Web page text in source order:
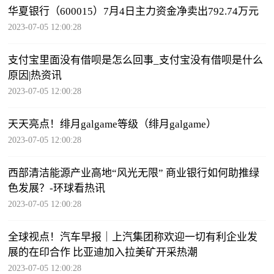
华夏银行（600015）7月4日主力资金净卖出792.74万元
2023-07-05 12:00:28
支付宝里面没有借呗是怎么回事_支付宝没有借呗是什么
原因|热资讯
2023-07-05 12:00:28
天天亮点！绯月galgame等级（绯月galgame）
2023-07-05 12:00:28
西部清洁能源产业高地“风光无限” 商业银行如何助推绿
色发展？-环球看热讯
2023-07-05 12:00:28
全球视点！汽车早报｜上汽集团称欢迎一切有利企业发
展的在印合作 比亚迪加入拉美矿开采热潮
2023-07-05 12:00:28